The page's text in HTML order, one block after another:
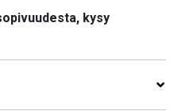
kysy